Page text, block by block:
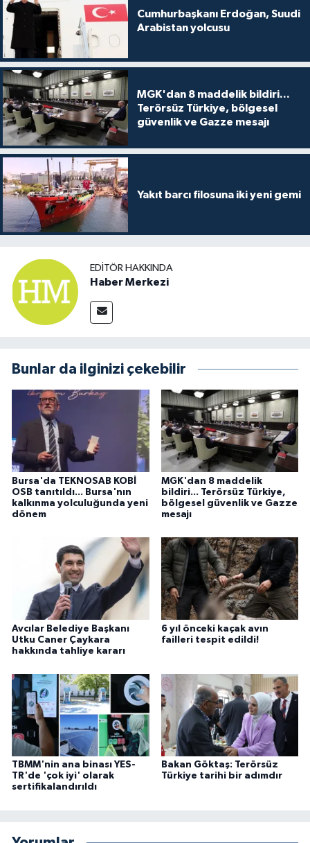
Cumhurbaşkanı Erdoğan, Suudi
Arabistan yolcusu
MGK'dan 8 maddelik bildiri...
Terörsüz Türkiye, bölgesel
güvenlik ve Gazze mesajı
Yakıt barcı filosuna iki yeni gemi
EDITÖR HAKKINDA
Haber Merkezi
Bunlar da ilginizi çekebilir
Bursa'da TEKNOSAB KOBİ
OSB tanıtıldı... Bursa'nın
kalkınma yolculuğunda yeni
dönem
MGK'dan 8 maddelik
bildiri... Terörsüz Türkiye,
bölgesel güvenlik ve Gazze
mesajı
Avcılar Belediye Başkanı
Utku Caner Çaykara
hakkında tahliye kararı
6 yıl önceki kaçak avın
failleri tespit edildi!
TBMM'nin ana binası YES-
TR'de 'çok iyi' olarak
sertifikalandırıldı
Bakan Göktaş: Terörsüz
Türkiye tarihi bir adımdır